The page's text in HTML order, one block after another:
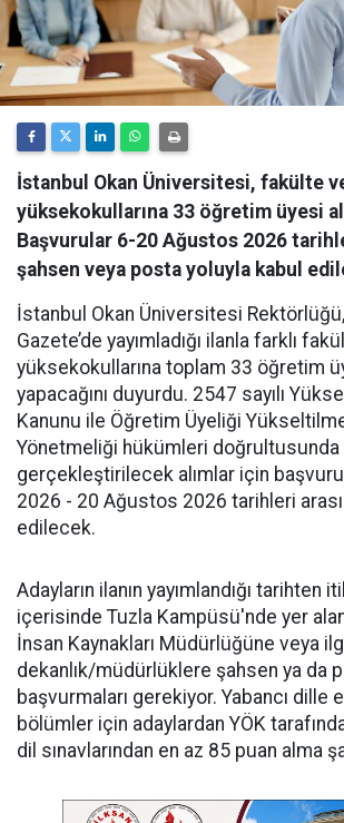
İstanbul Okan Üniversitesi, fakülte
yüksekokullarına 33 öğretim üyesi
Başvurular 6-20 Ağustos 2026
şahsen veya posta yoluyla kabul
İstanbul Okan Üniversitesi
Gazete’de yayımladığı ilanla farklı
yüksekokullarına toplam 33 öğretim
yapacağını duyurdu. 2547 sayılı
Kanunu ile Öğretim Üyeliği
Yönetmeliği hükümleri doğrultusunda
gerçekleştirilecek alımlar için
2026 - 20 Ağustos 2026 tarihleri
edilecek.
Adayların ilanın yayımlandığı tarihten
içerisinde Tuzla Kampüsü'nde yer
İnsan Kaynakları Müdürlüğüne veya
dekanlık/müdürlüklere şahsen ya da
başvurmaları gerekiyor. Yabancı dille
bölümler için adaylardan YÖK
dil sınavlarından en az 85 puan alma